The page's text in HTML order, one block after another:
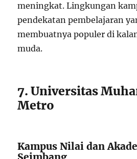
meningkat. Lingkungan
pendekatan pembelajaran
membuatnya populer di
muda.
7. Universitas
Metro
Kampus Nilai dan